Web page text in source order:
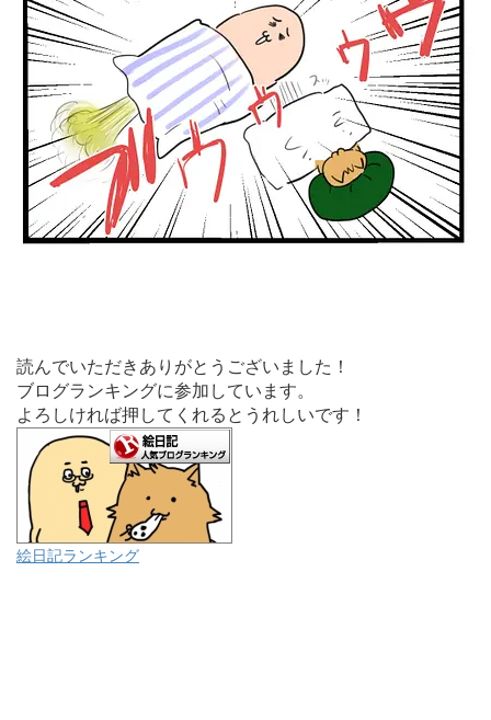
読んでいただきありがとうございました！
ブログランキングに参加しています。
よろしければ押してくれるとうれしいです！
絵日記ランキング